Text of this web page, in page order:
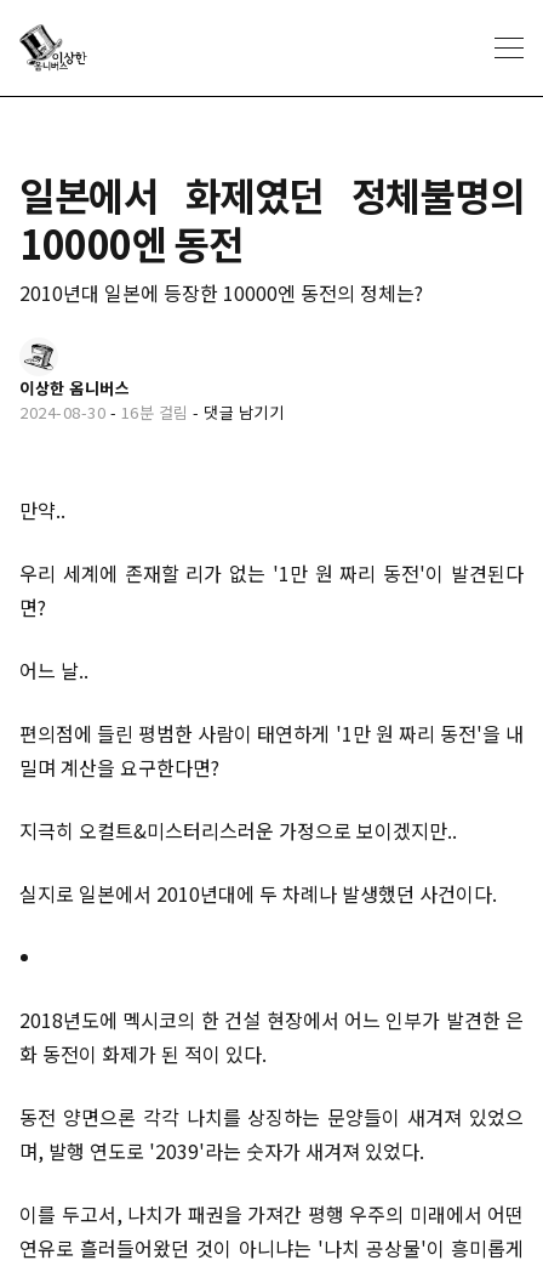
일본에서 화제였던 정체불명의
10000엔 동전
2010년대 일본에 등장한 10000엔 동전의 정체는?
이상한 옴니버스
2024-08-30 - 16분 걸림 - 댓글 남기기
만약..
우리 세계에 존재할 리가 없는 '1만 원 짜리 동전'이 발견된다
면?
어느 날..
편의점에 들린 평범한 사람이 태연하게 '1만 원 짜리 동전'을 내
밀며 계산을 요구한다면?
지극히 오컬트&미스터리스러운 가정으로 보이겠지만..
실지로 일본에서 2010년대에 두 차례나 발생했던 사건이다.
2018년도에 멕시코의 한 건설 현장에서 어느 인부가 발견한 은
화 동전이 화제가 된 적이 있다.
동전 양면으론 각각 나치를 상징하는 문양들이 새겨져 있었으
며, 발행 연도로 '2039'라는 숫자가 새겨져 있었다.
이를 두고서, 나치가 패권을 가져간 평행 우주의 미래에서 어떤
연유로 흘러들어왔던 것이 아니냐는 '나치 공상물'이 흥미롭게